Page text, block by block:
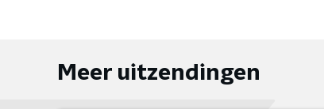
Meer uitzendingen